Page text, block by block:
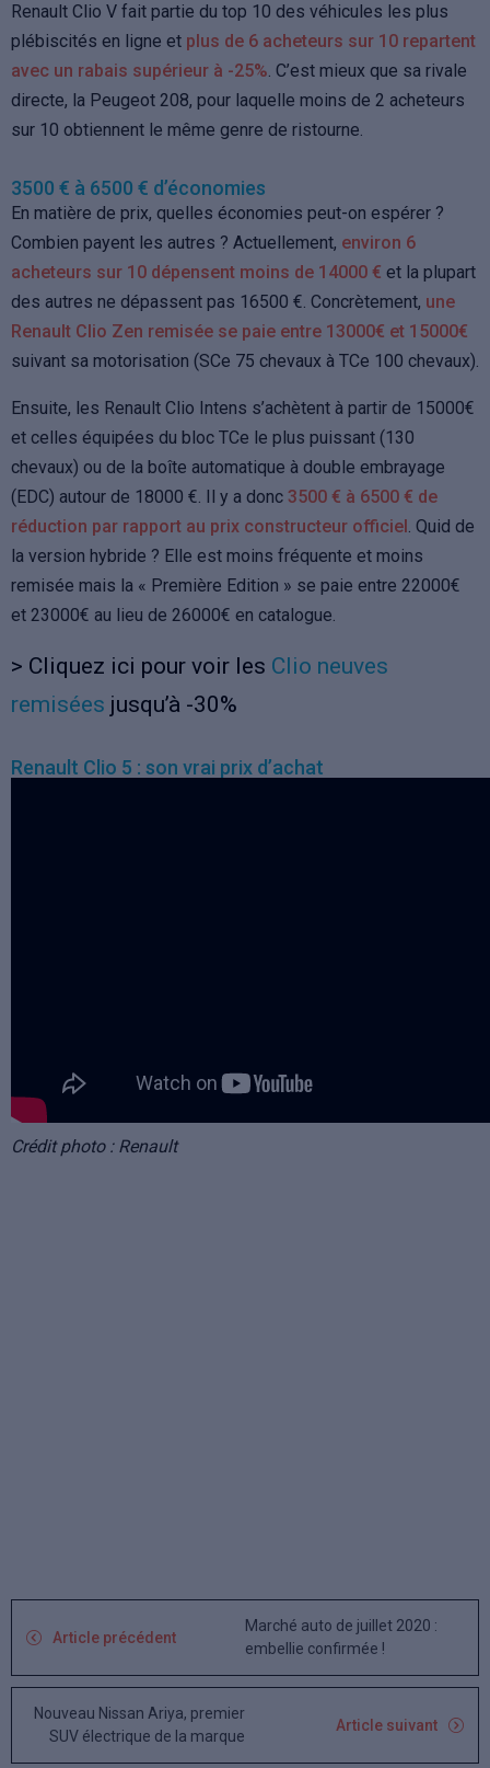
Renault Clio V fait partie du top 10 des véhicules les plus
plébiscités en ligne et plus de 6 acheteurs sur 10 repartent
avec un rabais supérieur à -25%. C’est mieux que sa rivale
directe, la Peugeot 208, pour laquelle moins de 2 acheteurs
sur 10 obtiennent le même genre de ristourne.
3500 € à 6500 € d’économies
En matière de prix, quelles économies peut-on espérer ?
Combien payent les autres ? Actuellement, environ 6
acheteurs sur 10 dépensent moins de 14000 € et la plupart
des autres ne dépassent pas 16500 €. Concrètement, une
Renault Clio Zen remisée se paie entre 13000€ et 15000€
suivant sa motorisation (SCe 75 chevaux à TCe 100 chevaux).
Ensuite, les Renault Clio Intens s’achètent à partir de 15000€
et celles équipées du bloc TCe le plus puissant (130
chevaux) ou de la boîte automatique à double embrayage
(EDC) autour de 18000 €. Il y a donc 3500 € à 6500 € de
réduction par rapport au prix constructeur officiel. Quid de
la version hybride ? Elle est moins fréquente et moins
remisée mais la « Première Edition » se paie entre 22000€
et 23000€ au lieu de 26000€ en catalogue.
> Cliquez ici pour voir les Clio neuves
remisées jusqu’à -30%
Renault Clio 5 : son vrai prix d’achat
Crédit photo : Renault
Article précédent
Marché auto de juillet 2020 :
embellie confirmée !
Nouveau Nissan Ariya, premier
SUV électrique de la marque
Article suivant